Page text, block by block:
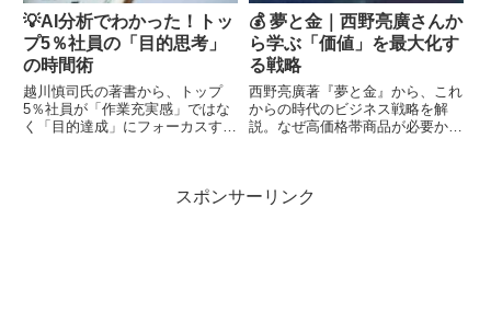
💡AI分析でわかった！トッ
プ5％社員の「目的思考」
の時間術
越川慎司氏の著書から、トップ
5％社員が「作業充実感」ではな
く「目的達成」にフォーカスする
💰 夢と金｜西野亮廣さんか
ら学ぶ「価値」を最大化す
る戦略
西野亮廣著『夢と金』から、これ
からの時代のビジネス戦略を解
説。なぜ高価格帯商品が必要か？
提供。
スポンサーリンク